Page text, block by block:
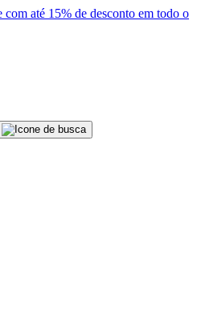
com até 15% de desconto em todo o